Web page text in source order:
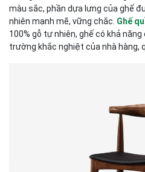
màu sắc, phần dựa lưng của ghế
nhiên mạnh mẽ, vững chắc. Ghế
100% gỗ tự nhiên, ghế có khả
trường khắc nghiệt của nhà hàng,